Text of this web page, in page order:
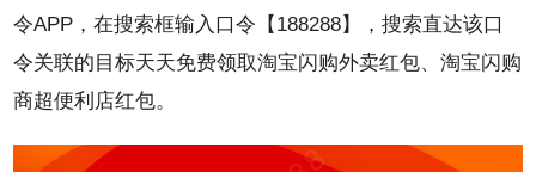
令APP，在搜索框输入口令【188288】，搜索直达该口
令关联的目标天天免费领取淘宝闪购外卖红包、淘宝闪购
商超便利店红包。